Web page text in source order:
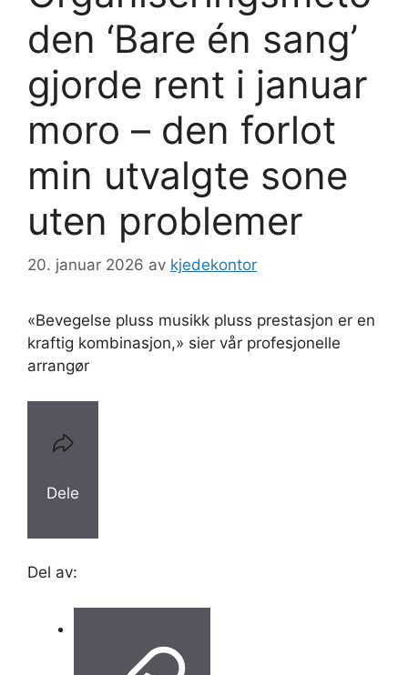
den ‘Bare én sang’
gjorde rent i januar
moro – den forlot
min utvalgte sone
uten problemer
20. januar 2026 av kjedekontor
«Bevegelse pluss musikk pluss prestasjon er en
kraftig kombinasjon,» sier vår profesjonelle
arrangør
Dele
Del av: